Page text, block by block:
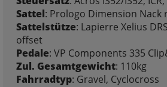
Sattel: Prologo Dimension Nack
Sattelstütze: Lapierre Xelius
offset
Pedale: VP Components 335
Zul. Gesamtgewicht: 110kg
Fahrradtyp: Gravel, Cyclocross